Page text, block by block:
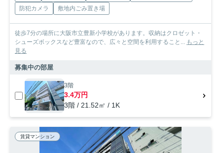
防犯カメラ
敷地内ごみ置き場
徒歩7分の場所に大阪市立豊新小学校があります。収納はクロゼット・
シューズボックスなど豊富なので、広々と空間を利用すること... もっと
見る
募集中の部屋
3階
3.4万円
3階 / 21.52㎡ / 1K
賃貸マンション